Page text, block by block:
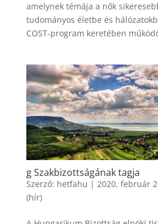
amelynek témája a nők
tudományos életbe és
COST-program keretében
g Szakbizottságának tagja
Szerző: hetfahu | 2020. február
(hír)